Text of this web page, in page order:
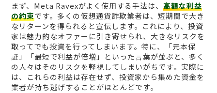
まず、Meta Ravexがよく使用する手法は、 高額な利益
の約束です。多くの仮想通貨詐欺業者は、短期間で大き
なリターンを得られると宣伝します。これにより、投資
家は魅力的なオファーに引き寄せられ、大きなリスクを
取ってでも投資を行ってしまいます。特に、「元本保
証」「最短で利益が倍増」といった言葉が並ぶと、多く
の人々はそのリスクを軽視してしまいがちです。実際に
は、これらの利益は存在せず、投資家から集めた資金を
業者が持ち逃げすることがほとんどです。